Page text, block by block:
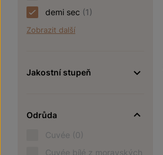
demi sec (1)
Zobrazit další
Jakostní stupeň
Odrůda
Cuvée (0)
Cuvée bílé z moravských